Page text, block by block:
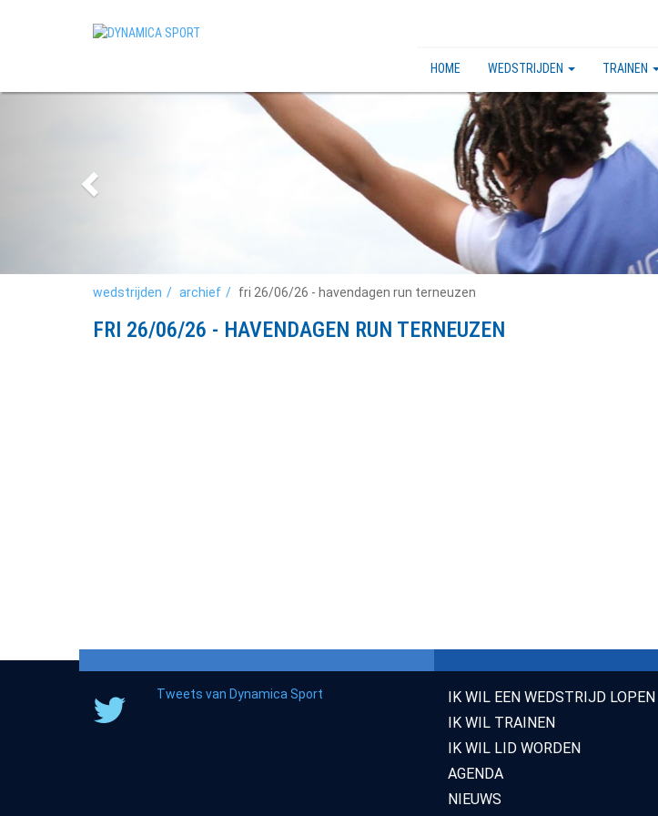
HOME WEDSTRIJDEN TRAINEN
wedstrijden archief fri 26/06/26 - havendagen run terneuzen
FRI 26/06/26 - HAVENDAGEN RUN TERNEUZEN
Tweets van Dynamica Sport
IK WIL EEN WEDSTRIJD LOPEN
IK WIL TRAINEN
IK WIL LID WORDEN
AGENDA
NIEUWS